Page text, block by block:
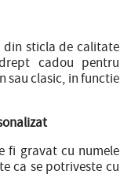
din sticla de calitate
cadou pentru
sau clasic, in functie
fi gravat cu numele
ca se potriveste cu